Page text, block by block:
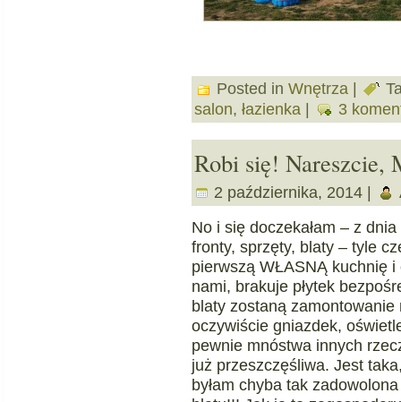
Posted in Wnętrza |
salon, łazienka | 3
Robi się!
2 października, 2014 |
No i się doczekałam – z
fronty, sprzęty, blaty – tyle
pierwszą WŁASNĄ kuchnię
nami, brakuje płytek
blaty zostaną
oczywiście gniazdek,
pewnie mnóstwa innych
już przeszczęśliwa. Jest
byłam chyba tak